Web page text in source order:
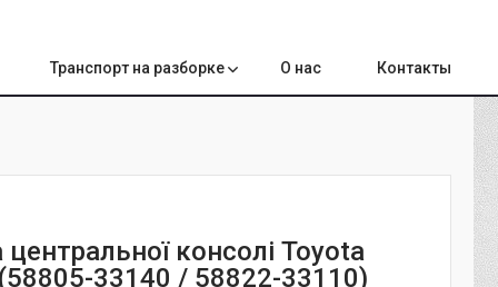
Транспорт на разборке О нас Контакты
консолі Toyota
33140 / 58822-33110)